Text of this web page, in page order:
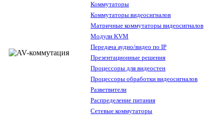
Коммутаторы
Коммутаторы видеосигналов
Матричные коммутаторы видеосигналов
Модули KVM
Передача аудио/видео по IP
Презентационные решения
Процессоры для видеостен
Процессоры обработки видеосигналов
Разветвители
Распределение питания
Сетевые коммутаторы